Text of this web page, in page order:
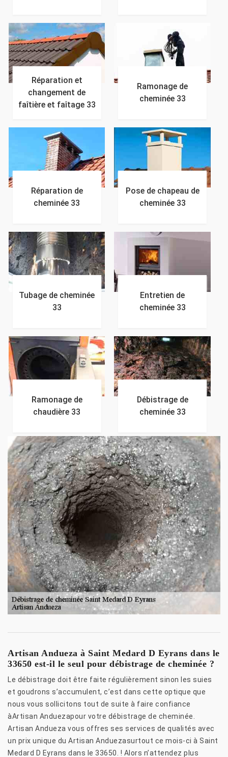
Réparation et
changement de
faîtière et faîtage 33
Ramonage de
cheminée 33
Réparation de
cheminée 33
Pose de chapeau de
cheminée 33
Tubage de cheminée
33
Entretien de
cheminée 33
Ramonage de
chaudière 33
Débistrage de
cheminée 33
Artisan Andueza à Saint Medard D Eyrans dans le
33650 est-il le seul pour débistrage de cheminée ?
Le débistrage doit être faite régulièrement sinon les suies
et goudrons s’accumulent, c’est dans cette optique que
nous vous sollicitons tout de suite à faire confiance
àArtisan Anduezapour votre débistrage de cheminée.
Artisan Andueza vous offres ses services de qualités avec
un prix unique du Artisan Anduezasurtout ce mois-ci à Saint
Medard D Eyrans dans le 33650. ! Alors n’attendez plus